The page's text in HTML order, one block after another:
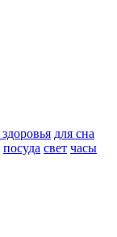
здоровья для сна
посуда свет часы